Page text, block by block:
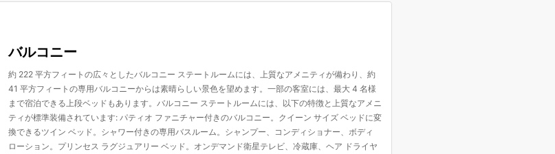
バルコニー
約 222 平方フィートの広々としたバルコニー ステートルームには、上質なアメニティが備わり、約
41 平方フィートの専用バルコニーからは素晴らしい景色を望めます。一部の客室には、最大 4 名様
まで宿泊できる上段ベッドもあります。バルコニー ステートルームには、以下の特徴と上質なアメニ
ティが標準装備されています: パティオ ファニチャー付きのバルコニー。クイーン サイズ ベッドに変
換できるツイン ベッド。シャワー付きの専用バスルーム。シャンプー、コンディショナー、ボディ
ローション。プリンセス ラグジュアリー ベッド。オンデマンド衛星テレビ、冷蔵庫、ヘア ドライヤ